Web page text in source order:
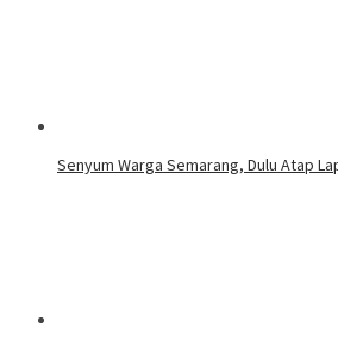
Senyum Warga Semarang, Dulu Atap